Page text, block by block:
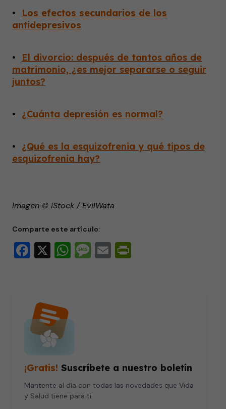
• Los efectos secundarios de los
antidepresivos
• El divorcio: después de tantos años de
matrimonio, ¿es mejor separarse o seguir
juntos?
• ¿Cuánta depresión es normal?
• ¿Qué es la esquizofrenia y qué tipos de
esquizofrenia hay?
Imagen © iStock /EvilWata
Comparte este artículo:
Facebook
X WhatsApp
Message
Email
¡Gratis! Suscríbete a nuestro boletín
Mantente al día con todas las novedades que Vida
y Salud tiene para ti.